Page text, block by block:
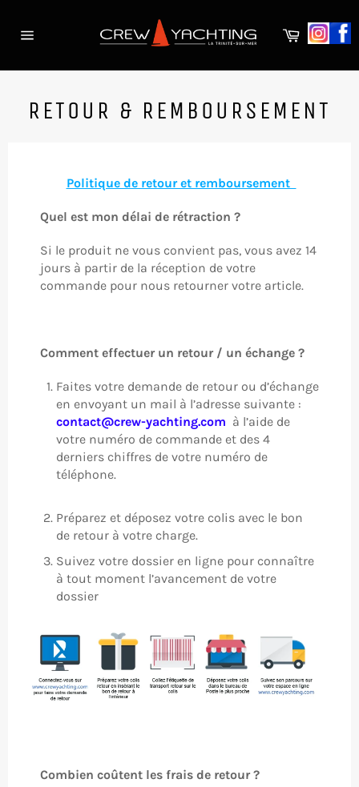
контенту
сайту
Корзина
RETOUR & REMBOURSEMENT
Politique de retour et remboursement
Quel est mon délai de rétraction ?
Si le produit ne vous convient pas, vous avez 14
jours à partir de la réception de votre
commande pour nous retourner votre article.
Comment effectuer un retour / un échange ?
Faites votre demande de retour ou d’échange
en envoyant un mail à l’adresse suivante :
contact@crew-yachting.com à l’aide de
votre numéro de commande et des 4
derniers chiffres de votre numéro de
téléphone.
Préparez et déposez votre colis avec le bon
de retour à votre charge.
Suivez votre dossier en ligne pour connaître
à tout moment l’avancement de votre
dossier
Combien coûtent les frais de retour ?